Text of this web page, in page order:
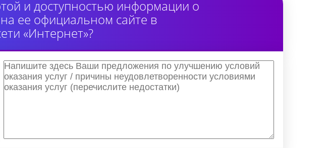
и доступностью информации о
ее официальном сайте в
«Интернет»?